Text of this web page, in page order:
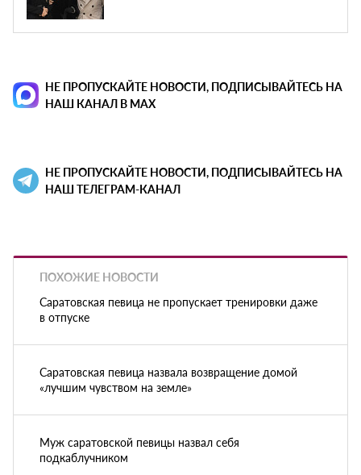
НЕ ПРОПУСКАЙТЕ НОВОСТИ, ПОДПИСЫВАЙТЕСЬ НА
НАШ КАНАЛ В MAX
НЕ ПРОПУСКАЙТЕ НОВОСТИ, ПОДПИСЫВАЙТЕСЬ НА
НАШ ТЕЛЕГРАМ-КАНАЛ
ПОХОЖИЕ НОВОСТИ
Саратовская певица не пропускает тренировки даже
в отпуске
Саратовская певица назвала возвращение домой
«лучшим чувством на земле»
Муж саратовской певицы назвал себя
подкаблучником